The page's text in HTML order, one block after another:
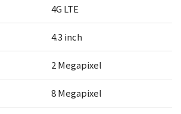
4G LTE
4.3 inch
2 Megapixel
8 Megapixel